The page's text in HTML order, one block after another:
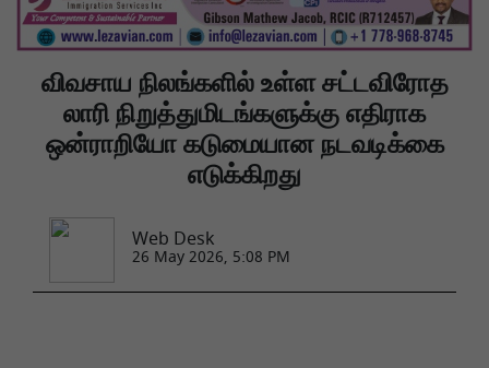
விவசாய நிலங்களில் உள்ள சட்டவிரோத
லாரி நிறுத்துமிடங்களுக்கு எதிராக
ஒன்ராறியோ கடுமையான நடவடிக்கை
எடுக்கிறது
Web Desk
26 May 2026, 5:08 PM